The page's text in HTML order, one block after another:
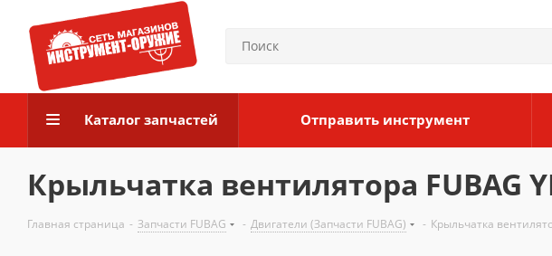
Каталог запчастей Отправить инструмент
Крыльчатка вентилятора FUBAG
Главная страница - Запчасти FUBAG - Двигатели (Запчасти FUBAG) - Крыльчатка